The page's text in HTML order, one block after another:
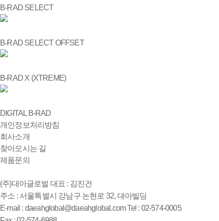
B-RAD SELECT
B-RAD SELECT OFFSET
B-RAD X (XTREME)
DIGITAL B-RAD
개인정보처리방침
회사소개
찾아오시는 길
제품문의
(주)대아글로벌 대표 : 김진건
주소 : 서울특별시 강남구 논현로 32, 대아빌딩
E-mail : daeahglobal@daeahglobal.comTel : 02-574-0005